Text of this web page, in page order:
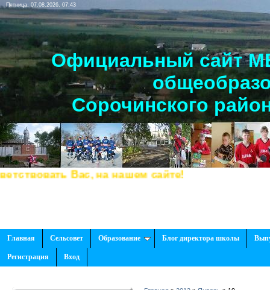
Пятница, 07.08.2026, 07:43
Официальный сайт
Сорочинского
Вас, на нашем сайте!
Главная Сельсовет Образование Блог директора школы
Регистрация Вход